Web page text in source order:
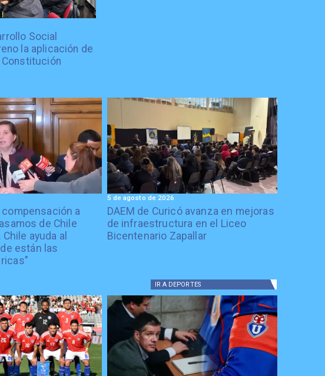
Social
la aplicación de
Constitución
a
de Chile
ayuda al
están las
DAEM de Curicó avanza en mejoras
de infraestructura en el Liceo
Bicentenario Zapallar
5 de agosto de 2026
IR A DEPORTES